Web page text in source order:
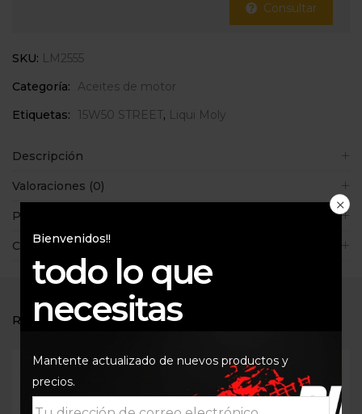
Consultar
SKU: LM2555
Categoría:
Aceites de motor
Etiquetas:
15W50 STREET, Liqui Moly
Descripción
Valoraciones (0)
Políticas de la tienda
Consultas
RELATED PRODUCTS
Bienvenidos!!
todo lo que
necesitas
Mantente actualizado de nuevos productos y
precios.